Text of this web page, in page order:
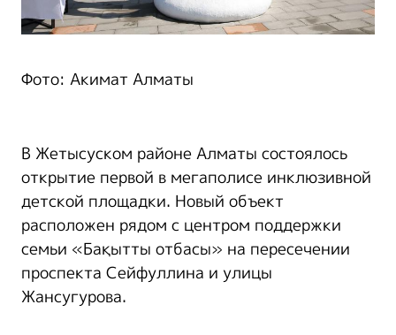
Фото: Акимат Алматы
В Жетысуском районе Алматы состоялось
открытие первой в мегаполисе инклюзивной
детской площадки. Новый объект
расположен рядом с центром поддержки
семьи «Бақытты отбасы» на пересечении
проспекта Сейфуллина и улицы
Жансугурова.